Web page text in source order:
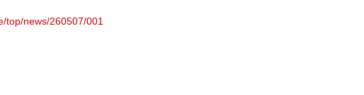
top/news/260507/001